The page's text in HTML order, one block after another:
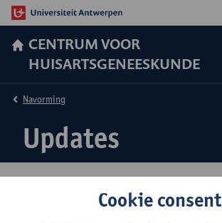
CENTRUM VOOR
HUISARTSGENEESKUNDE
Updates
Navorming
Registreer hier je gegevensCookie consent